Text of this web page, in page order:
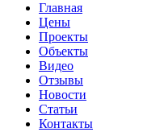
Главная
Цены
Проекты
Объекты
Видео
Отзывы
Новости
Статьи
Контакты